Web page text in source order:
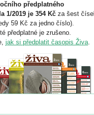
předplatného
1/2019 je 354 Kč za šest čísel
59 Kč za jedno číslo).
předplatné je zrušeno.
jak si předplatit časopis Živa.